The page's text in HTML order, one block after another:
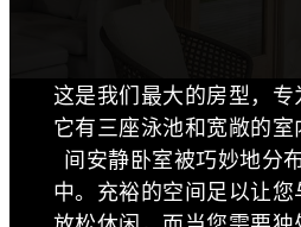
这是我们最大的房型，专
它有三座泳池和宽敞的
间安静卧室被巧妙地分
中。充裕的空间足以让